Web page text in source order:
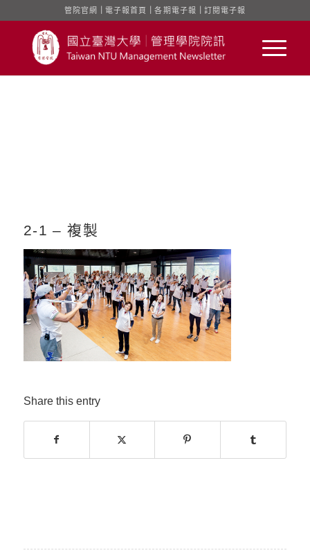
管院官網 電子報首頁 ｜各期電子報 訂閱電子報
2-1 – 複製
Share this entry